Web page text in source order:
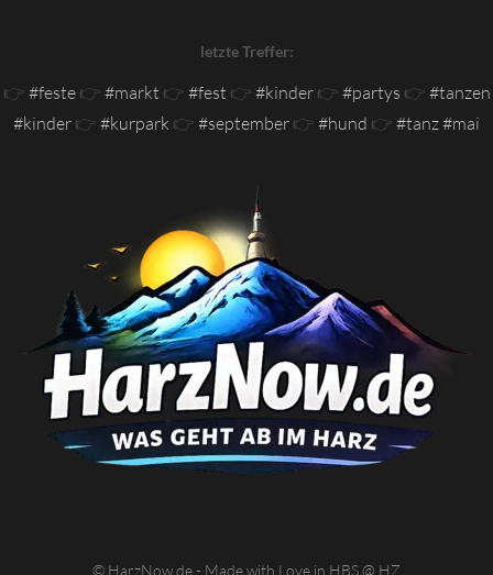
letzte Treffer:
👉 #feste👉 #markt 👉 #fest 👉 #kinder👉 #partys 👉 #tanzen
#kinder 👉 #kurpark 👉 #september 👉 #hund 👉 #tanz #mai
© HarzNow.de - Made with Love in HBS @ HZ